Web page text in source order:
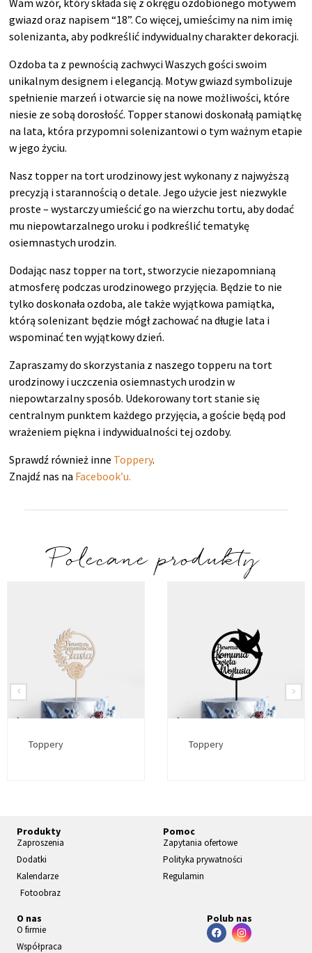
gwiazd oraz napisem “18”. Co więcej, umieścimy na nim imię
solenizanta, aby podkreślić indywidualny charakter dekoracji.
Ozdoba ta z pewnością zachwyci Waszych gości swoim
unikalnym designem i elegancją. Motyw gwiazd symbolizuje
spełnienie marzeń i otwarcie się na nowe możliwości, które
niesie ze sobą dorosłość. Topper stanowi doskonałą pamiątkę
na lata, która przypomni solenizantowi o tym ważnym etapie
w jego życiu.
Nasz topper na tort urodzinowy jest wykonany z najwyższą
precyzją i starannością o detale. Jego użycie jest niezwykle
proste – wystarczy umieścić go na wierzchu tortu, aby dodać
mu niepowtarzalnego uroku i podkreślić tematykę
osiemnastych urodzin.
Dodając nasz topper na tort, stworzycie niezapomnianą
atmosferę podczas urodzinowego przyjęcia. Będzie to nie
tylko doskonała ozdoba, ale także wyjątkowa pamiątka,
którą solenizant będzie mógł zachować na długie lata i
wspominać ten wyjątkowy dzień.
Zapraszamy do skorzystania z naszego topperu na tort
urodzinowy i uczczenia osiemnastych urodzin w
niepowtarzalny sposób. Udekorowany tort stanie się
centralnym punktem każdego przyjęcia, a goście będą pod
wrażeniem piękna i indywidualności tej ozdoby.
Sprawdź również inne Toppery.
Znajdź nas na Facebook’u.
Polecane produkty
Toppery Toppery
Produkty
Zaproszenia
Dodatki
Kalendarze
Fotoobraz
Pomoc
Zapytania ofertowe
Polityka prywatności
Regulamin
O nas
O firmie
Współpraca
Polub nas